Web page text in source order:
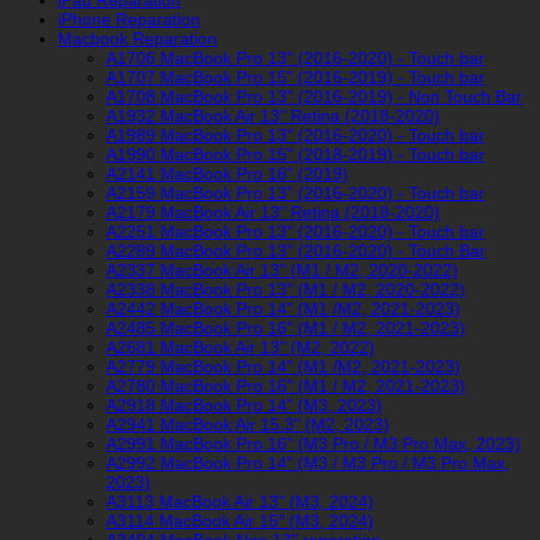
iPhone Reparation
Macbook Reparation
A1706 MacBook Pro 13" (2016-2020) - Touch bar
A1707 MacBook Pro 15" (2016-2019) - Touch bar
A1708 MacBook Pro 13" (2016-2019) - Non Touch Bar
A1932 MacBook Air 13" Retina (2018-2020)
A1989 MacBook Pro 13" (2016-2020) - Touch bar
A1990 MacBook Pro 15" (2018-2019) - Touch bar
A2141 MacBook Pro 16" (2019)
A2159 MacBook Pro 13" (2016-2020) - Touch bar
A2179 MacBook Air 13" Retina (2018-2020)
A2251 MacBook Pro 13" (2016-2020) - Touch bar
A2289 MacBook Pro 13" (2016-2020) - Touch Bar
A2337 MacBook Air 13" (M1 / M2, 2020-2022)
A2338 MacBook Pro 13" (M1 / M2, 2020-2022)
A2442 MacBook Pro 14" (M1 /M2, 2021-2023)
A2485 MacBook Pro 16" (M1 / M2, 2021-2023)
A2681 MacBook Air 13" (M2, 2022)
A2779 MacBook Pro 14" (M1 /M2, 2021-2023)
A2780 MacBook Pro 16" (M1 / M2, 2021-2023)
A2918 MacBook Pro 14" (M3, 2023)
A2941 MacBook Air 15.3" (M2, 2023)
A2991 MacBook Pro 16" (M3 Pro / M3 Pro Max, 2023)
A2992 MacBook Pro 14" (M3 / M3 Pro / M3 Pro Max,
2023)
A3113 MacBook Air 13" (M3, 2024)
A3114 MacBook Air 15″ (M3, 2024)